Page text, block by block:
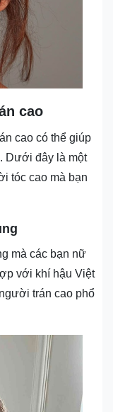
cao
cao có thể giúp
Dưới đây là một
tóc cao mà bạn
mà các bạn nữ
với khí hậu Việt
trán cao phổ